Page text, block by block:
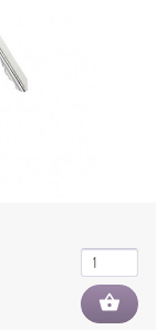
shopping_basket